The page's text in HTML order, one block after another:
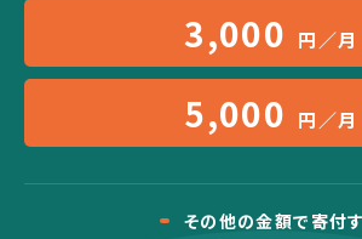
3,000 円／月
5,000 円／月
その他の金額で寄付